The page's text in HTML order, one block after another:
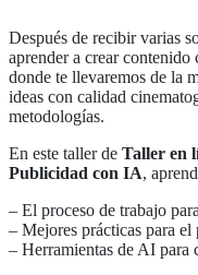
Después de recibir varias
aprender a crear
donde te llevaremos de la
ideas con calidad
metodologías.
En este taller de Taller en
Publicidad con IA,
– El proceso de trabajo
– Mejores prácticas para
– Herramientas de AI para